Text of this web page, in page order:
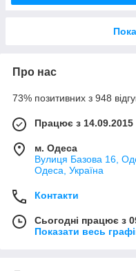
Про нас
73% позитивних з 948
Працює з 14.09.2015
м. Одеса
Вулиця Базова 16,
Одеса, Україна
Контакти
Сьогодні працює з
Показати весь